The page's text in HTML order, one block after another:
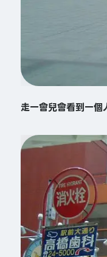
走一會兒會看到一個